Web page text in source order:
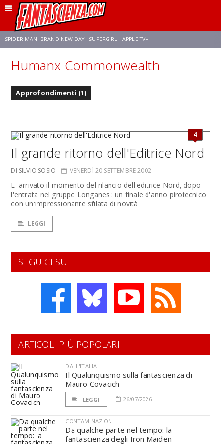
SPIDER-MAN: BRAND NEW DAY SUPERGIRL APPLE TV+
FRANCO RICCIARDIELLO ZENDAYA STAR TREK AVENGERS: DOOMSDAY
Humanx Commonwealth
Approfondimenti (1)
4
Il grande ritorno dell'Editrice Nord
DI SILVIO SOSIO VENERDÌ 20 SETTEMBRE 2002
E' arrivato il momento del rilancio dell'editrice Nord, dopo
l'entrata nel gruppo Longanesi: un finale d'anno pirotecnico
con un'impressionante sfilata di novità
LEGGI
SEGUICI SU
ARTICOLI PIÙ POPOLARI
DALL'ITALIA
Il Qualunquismo sulla fantascienza di
Mauro Covacich
LEGGI 26/07/2026
CONTAMINAZIONI
Da qualche parte nel tempo: la
fantascienza degli Iron Maiden